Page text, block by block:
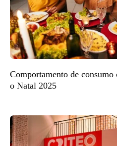
Comportamento de consumo
o Natal 2025